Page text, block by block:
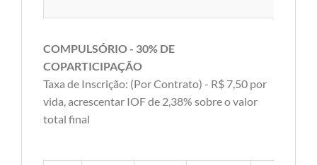
COMPULSÓRIO - 30% DE
COPARTICIPAÇÃO
Taxa de Inscrição: (Por Contrato) - R$ 7,50 por
vida, acrescentar IOF de 2,38% sobre o valor
total final